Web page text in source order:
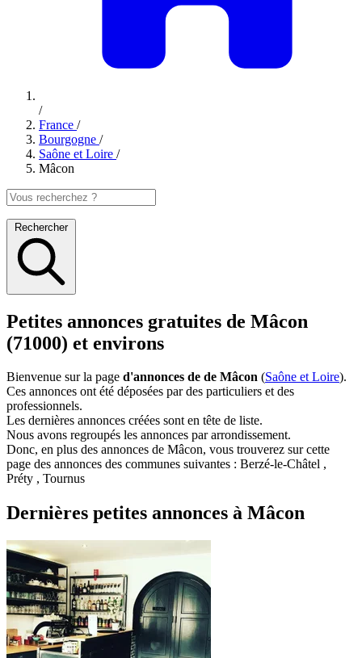
/
France /
Bourgogne /
Saône et Loire /
Mâcon
Rechercher
Petites annonces gratuites de Mâcon
(71000) et environs
Bienvenue sur la page d'annonces de de Mâcon (Saône et Loire).
Ces annonces ont été déposées par des particuliers et des
professionnels.
Les dernières annonces créées sont en tête de liste.
Nous avons regroupés les annonces par arrondissement.
Donc, en plus des annonces de Mâcon, vous trouverez sur cette
page des annonces des communes suivantes : Berzé-le-Châtel ,
Préty , Tournus
Dernières petites annonces à Mâcon